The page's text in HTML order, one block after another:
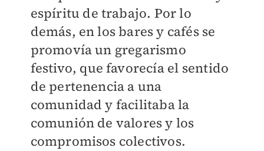
espíritu de trabajo. Por lo
demás, en los bares y cafés se
promovía un gregarismo
festivo, que favorecía el sentido
de pertenencia a una
comunidad y facilitaba la
comunión de valores y los
compromisos colectivos.